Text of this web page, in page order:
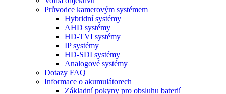
Průvodce kamerovým systémem
Hybridní systémy
AHD systémy
HD-TVI systémy
IP systémy
HD-SDI systémy
Analogové systémy
Dotazy FAQ
Informace o akumulátorech
Základní pokyny pro obsluhu baterií